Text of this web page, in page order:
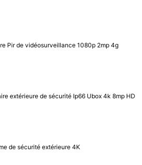
Pir de vidéosurveillance 1080p 2mp 4g
extérieure de sécurité Ip66 Ubox 4k 8mp HD
de sécurité extérieure 4K